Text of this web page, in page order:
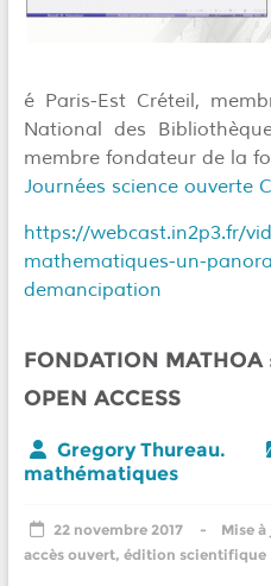
é Paris-Est Créteil,
National des
membre fondateur de la
Journées science ouverte
https://webcast.in2p3.fr/
mathematiques-un-
demancipation
FONDATION MATHOA
OPEN ACCESS
Gregory Thureau.
mathématiques
22 novembre 2017
accès ouvert, édition scientifique